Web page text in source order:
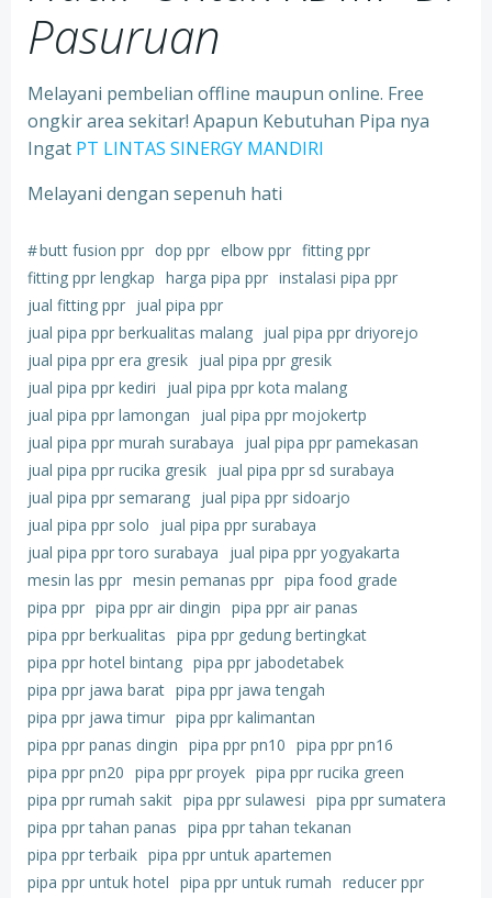
Pasuruan
Melayani pembelian offline maupun online. Free
ongkir area sekitar! Apapun Kebutuhan Pipa nya
Ingat PT LINTAS SINERGY MANDIRI
Melayani dengan sepenuh hati
#butt fusion ppr dop ppr elbow ppr fitting ppr
fitting ppr lengkap harga pipa ppr instalasi pipa ppr
jual fitting ppr jual pipa ppr
jual pipa ppr berkualitas malang jual pipa ppr driyorejo
jual pipa ppr era gresik jual pipa ppr gresik
jual pipa ppr kediri
jual pipa ppr kota malang
jual pipa ppr lamongan
jual pipa ppr mojokertp
jual pipa ppr murah surabaya
jual pipa ppr pamekasan
jual pipa ppr rucika gresik jual pipa ppr sd surabaya
jual pipa ppr semarang jual pipa ppr sidoarjo
jual pipa ppr solo
jual pipa ppr surabaya
jual pipa ppr toro surabaya
jual pipa ppr yogyakarta
mesin las ppr mesin pemanas ppr pipa food grade
pipa ppr pipa ppr air dingin pipa ppr air panas
pipa ppr berkualitas pipa ppr gedung bertingkat
pipa ppr hotel bintang pipa ppr jabodetabek
pipa ppr jawa barat pipa ppr jawa tengah
pipa ppr jawa timur pipa ppr kalimantan
pipa ppr panas dingin pipa ppr pn10 pipa ppr pn16
pipa ppr pn20 pipa ppr proyek pipa ppr rucika green
pipa ppr rumah sakit pipa ppr sulawesi pipa ppr sumatera
pipa ppr tahan panas pipa ppr tahan tekanan
pipa ppr terbaik pipa ppr untuk apartemen
pipa ppr untuk hotel pipa ppr untuk rumah reducer ppr